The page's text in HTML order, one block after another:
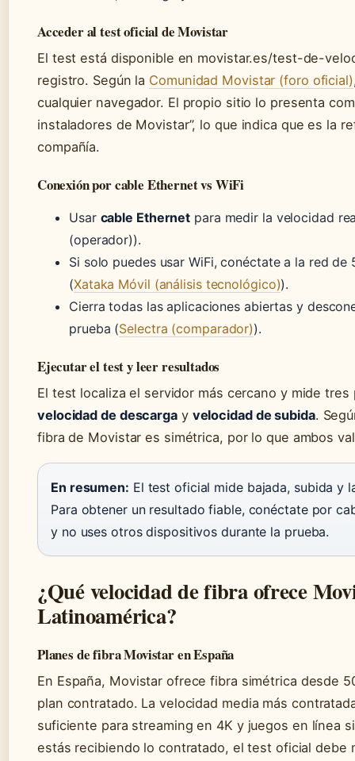
Acceder al test oficial de Movistar
El test está disponible en movistar.es/test-de-
registro. Según la Comunidad Movistar (foro oficial)
cualquier navegador. El propio sitio lo presenta
instaladores de Movistar”, lo que indica que es la
compañía.
Conexión por cable Ethernet vs WiFi
Usar cable Ethernet para medir la velocidad
(operador)).
Si solo puedes usar WiFi, conéctate a la red
(Xataka Móvil (análisis tecnológico)).
Cierra todas las aplicaciones abiertas y
prueba (Selectra (comparador)).
Ejecutar el test y leer resultados
El test localiza el servidor más cercano y mide
velocidad de descargay velocidad de subida.
fibra de Movistar es simétrica, por lo que ambos
En resumen: El test oficial mide bajada, subida y
Para obtener un resultado fiable, conéctate por
y no uses otros dispositivos durante la prueba.
¿Qué velocidad de fibra ofrece
Latinoamérica?
Planes de fibra Movistar en España
En España, Movistar ofrece fibra simétrica desde
plan contratado. La velocidad media más
suficiente para streaming en 4K y juegos en línea
estás recibiendo lo contratado, el test oficial debe